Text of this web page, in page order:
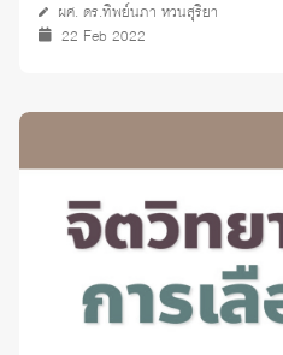
ผศ. ดร.ทิพย์นภา หวนสุริยา
22 Feb 2022